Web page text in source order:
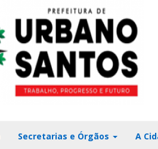
Secretarias e Órgãos A